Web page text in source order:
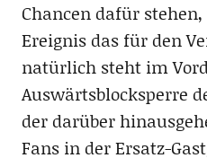
Chancen dafür
Ereignis das für den
natürlich steht im
Auswärtsblocksperre
der darüber
Fans in der Ersatz-